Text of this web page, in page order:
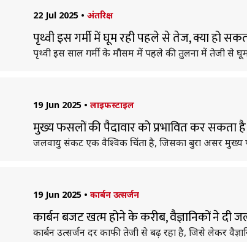
22 Jul 2025 • अंतरिक्ष
पृथ्वी इस गर्मी में घूम रही पहले से तेज, क्या हो
पृथ्वी इस साल गर्मी के मौसम में पहले की तुलना में तेजी से
19 Jun 2025 • लाइफस्टाइल
मुख्य फसलों की पैदावार को प्रभावित कर
जलवायु संकट एक वैश्विक चिंता है, जिसका बुरा असर मुख्य
19 Jun 2025 • कार्बन उत्सर्जन
कार्बन बजट खत्म होने के करीब, वैज्ञानिकों ने
कार्बन उत्सर्जन दर काफी तेजी से बढ़ रहा है, जिसे लेकर